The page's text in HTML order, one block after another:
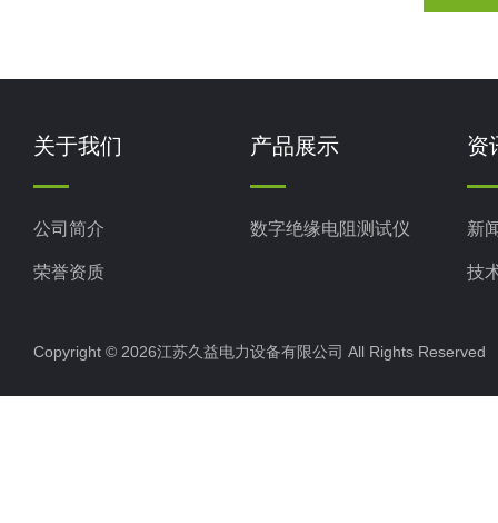
关于我们
公司简介
荣誉资质
产品展示
数字绝缘电阻测试仪
资
新
技
Copyright © 2026江苏久益电力设备有限公司 All Rights